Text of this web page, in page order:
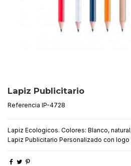
Lapiz Publicitario
Referencia IP-4728
Lapiz Ecologicos. Colores: Blanco,
Lapiz Publicitario Personalizado con